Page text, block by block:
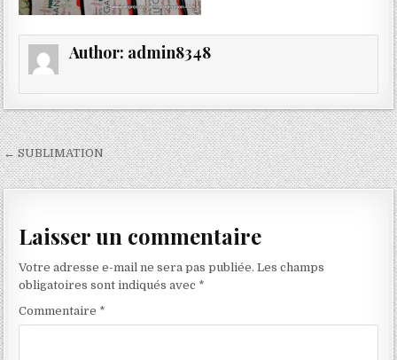
Author: admin8348
Navigation
de
← SUBLIMATION
Laisser un commentaire
Votre adresse e-mail ne sera pas publiée. Les champs
obligatoires sont indiqués avec *
Commentaire *